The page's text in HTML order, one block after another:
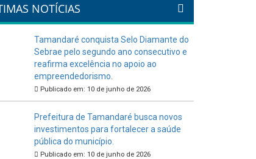
NOTÍCIAS
Tamandaré conquista Selo Diamante do
Sebrae pelo segundo ano consecutivo e
reafirma excelência no apoio ao
empreendedorismo.
Publicado em: 10 de junho de 2026
Prefeitura de Tamandaré busca novos
investimentos para fortalecer a saúde
pública do município.
Publicado em: 10 de junho de 2026